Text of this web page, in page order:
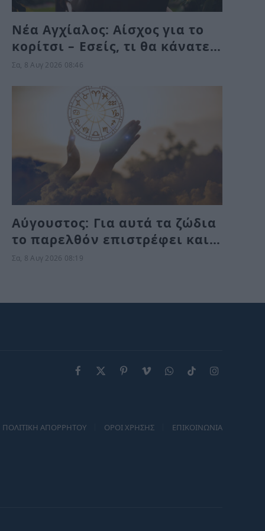
Νέα Αγχίαλος: Αίσχος για το
κορίτσι – Εσείς, τι θα κάνατε
στην αηδιαστική υπόθεση με
σας κόρη;
Σα, 8 Αυγ 2026 08:46
Αύγουστος: Για αυτά τα ζώδια
το παρελθόν επιστρέφει και
κλείνουν παλιοί κύκλοι το
Σα, 8 Αυγ 2026 08:19
Facebook
X
PinterestVimeoWhatsAppTikTokInstagram
ΠΟΛΙΤΙΚΗ ΑΠΟΡΡΗΤΟΥ ΟΡΟΙ ΧΡΗΣΗΣ ΕΠΙΚΟΙΝΩΝΙΑ